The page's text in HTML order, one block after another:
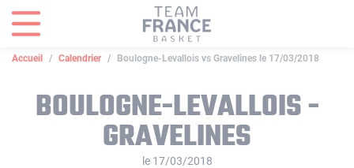
Accueil Calendrier Boulogne-Levallois vs Gravelines le 17/03/2018
BOULOGNE-LEVALLOIS -
GRAVELINES
le 17/03/2018
Panneau de gestion des cookies